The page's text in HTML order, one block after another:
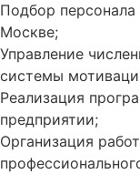
Подбор
Москве;
Управление
системы
Реализация
предприятии;
Организация